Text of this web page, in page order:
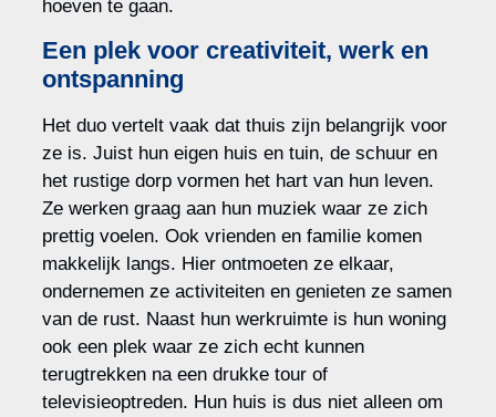
hoeven te gaan.
Een plek voor creativiteit, werk en
ontspanning
Het duo vertelt vaak dat thuis zijn belangrijk voor
ze is. Juist hun eigen huis en tuin, de schuur en
het rustige dorp vormen het hart van hun leven.
Ze werken graag aan hun muziek waar ze zich
prettig voelen. Ook vrienden en familie komen
makkelijk langs. Hier ontmoeten ze elkaar,
ondernemen ze activiteiten en genieten ze samen
van de rust. Naast hun werkruimte is hun woning
ook een plek waar ze zich echt kunnen
terugtrekken na een drukke tour of
televisieoptreden. Hun huis is dus niet alleen om